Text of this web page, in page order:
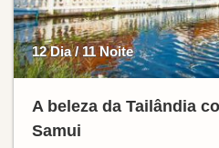
12 Dia / 11 Noite
A beleza da Tailândia
Samui